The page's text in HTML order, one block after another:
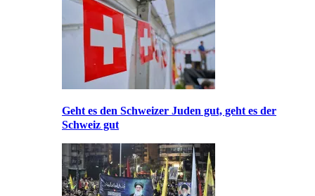
Geht es den Schweizer Juden gut, geht es der
Schweiz gut